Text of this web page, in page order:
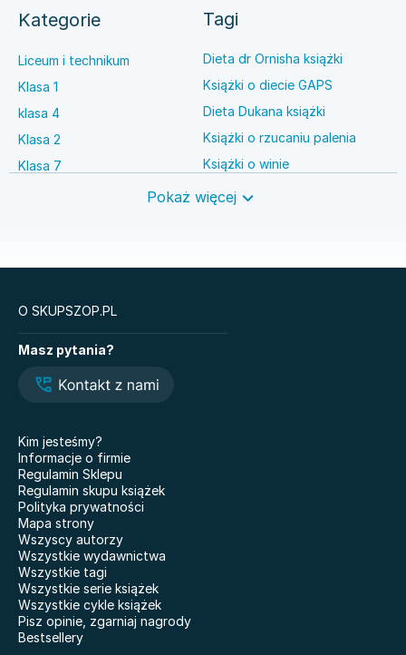
Kategorie
Liceum i technikum
Klasa 1
klasa 4
Klasa 2
Klasa 7
Tagi
Dieta dr Ornisha książki
Książki o diecie GAPS
Dieta Dukana książki
Książki o rzucaniu palenia
Książki o winie
Książki o anestezjologii
Książki
Legendy i Latte
Hazel Wood. Tom 1
Nauczyciele
Nie mówię żegnaj
Co wyszeptał nam deszcz
Właśnie że tak! Nigdy w
życiu! 20 lat później
Kicia Kocia gotuje
Biologia na czasie.
Pokaż więcej
O SKUPSZOP.PL
Masz pytania?
Kim jesteśmy?
Informacje o firmie
Regulamin Sklepu
Regulamin skupu książek
Polityka prywatności
Mapa strony
Wszyscy autorzy
Wszystkie wydawnictwa
Wszystkie tagi
Wszystkie serie książek
Wszystkie cykle książek
Pisz opinie, zgarniaj nagrody
Bestsellery